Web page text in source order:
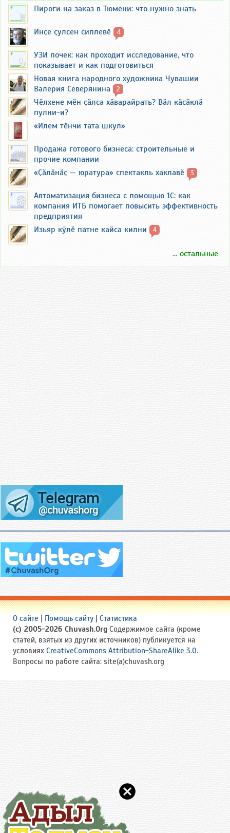
Пироги на заказ в Тюмени: что нужно знать
Инҫе ҫулсен сиплевӗ 4
УЗИ почек: как проходит исследование, что
показывает и как подготовиться
Новая книга народного художника Чувашии
Валерия Северянина
2
Чӗлхене мӗн ҫӑлса хӑварайрать? Вӑл кӑсӑклӑ
пулни-и?
«Илем тӗнчи тата шкул»
Продажа готового бизнеса: строительные и
прочие компании
«Ҫӑлӑнӑҫ — юратура» спектакль хаклавӗ
3
Автоматизация бизнеса с помощью 1С: как
компания ИТБ помогает повысить эффективность
предприятия
Изьяр кӳлӗ патне кайса килни
4
... остальные
О сайте | Помощь сайту | Статистика
(c) 2005-2026 Chuvash.Org Содержимое сайта (кроме
статей, взятых из других источников) публикуется на
условиях CreativeCommons Attribution-ShareAlike 3.0.
Вопросы по работе сайта: site(a)chuvash.org